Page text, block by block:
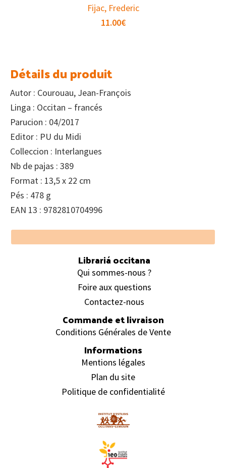
Fijac, Frederic
11.00€
Détails du produit
Autor : Courouau, Jean-François
Linga : Occitan – francés
Parucion : 04/2017
Editor : PU du Midi
Colleccion : Interlangues
Nb de pajas : 389
Format : 13,5 x 22 cm
Pés : 478 g
EAN 13 : 9782810704996
Footer
Librariá occitana
Qui sommes-nous ?
Foire aux questions
Contactez-nous
Commande et livraison
Conditions Générales de Vente
Informations
Mentions légales
Plan du site
Politique de confidentialité